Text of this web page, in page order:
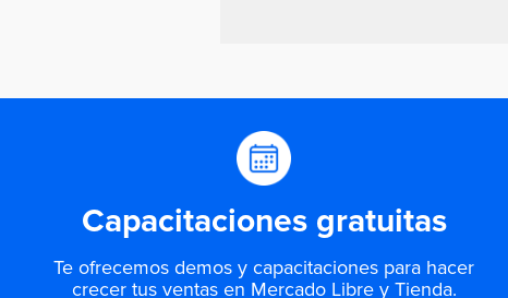
Capacitaciones gratuitas
Te ofrecemos demos y capacitaciones para hacer
crecer tus ventas en Mercado Libre y Tienda.